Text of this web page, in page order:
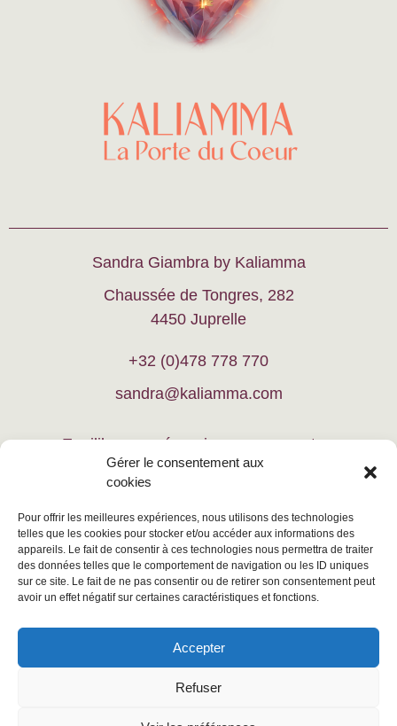
Gérer le consentement aux
cookies
Pour offrir les meilleures expériences, nous utilisons des technologies
telles que les cookies pour stocker et/ou accéder aux informations des
appareils. Le fait de consentir à ces technologies nous permettra de traiter
des données telles que le comportement de navigation ou les ID uniques
sur ce site. Le fait de ne pas consentir ou de retirer son consentement peut
avoir un effet négatif sur certaines caractéristiques et fonctions.
Accepter
Refuser
Sandra Giambra by Kaliamma
Chaussée de Tongres, 282
4450 Juprelle
+32 (0)478 778 770
sandra@kaliamma.com
Equilibrer vos énergies, vous recentrer
Vous relaxer, vous guider
Équilibrer votre lieu de vie
Équilibrer votre animal de compagnie
Politique de vie privée